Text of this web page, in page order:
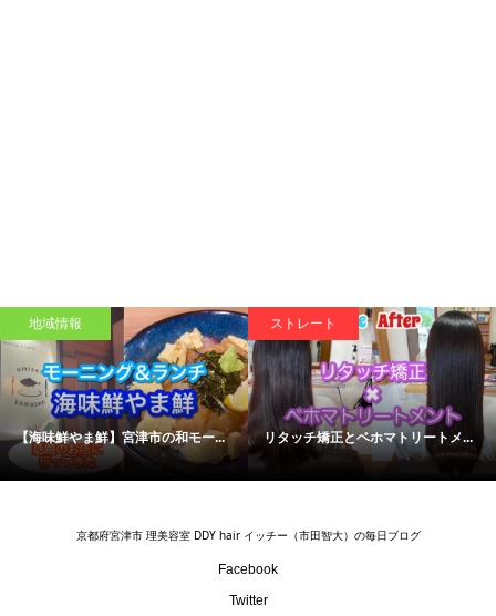
の和モー...
ストレート
リタッチ矯正とベホマトリートメ...
プライベート
【成長日記】3ヶ月経
京都府宮津市 理美容室 DDY hair イッチー（市田智大）の毎日ブログ
Facebook
Twitter